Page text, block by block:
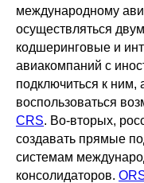
международному
осуществляться
кодшеринговые и
авиакомпаний с
подключиться к ним,
воспользоваться
CRS. Во-вторых,
создавать прямые
системам
консолидаторов.